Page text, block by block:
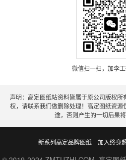
微信扫一扫，加李
声明：高定图纸站资料皆属于原公司版权
权，请联系我们做删除处理！高定图纸资
途，否则产生的一切后果将
新系列高定品牌图纸 加入终身